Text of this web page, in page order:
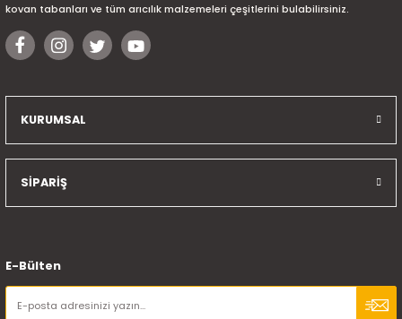
kovan tabanları ve tüm arıcılık malzemeleri çeşitlerini bulabilirsiniz.
KURUMSAL
SİPARİŞ
E-Bülten